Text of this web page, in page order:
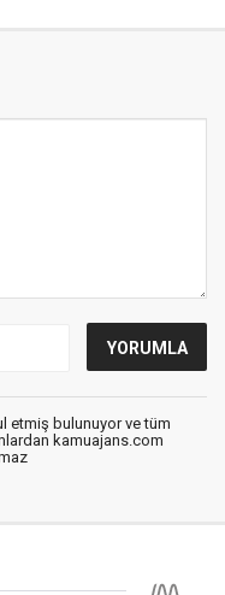
etmiş bulunuyor ve tüm
kamuajans.com